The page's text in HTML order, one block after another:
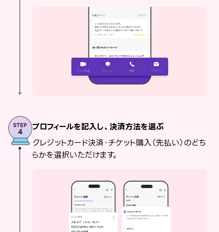
プロフィールを記入し、決済方法を選ぶ
クレジットカード決済・チケット購入（先払い）のどち
らかを選択いただけます。